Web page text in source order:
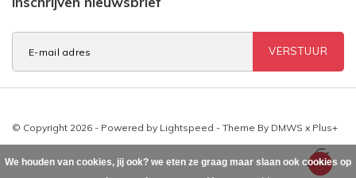
VERSTUUR
© Copyright 2026 - Powered by Lightspeed - Theme By DMWS x Plus+
We houden van cookies, jij ook? we eten ze graag maar slaan ook cookies op